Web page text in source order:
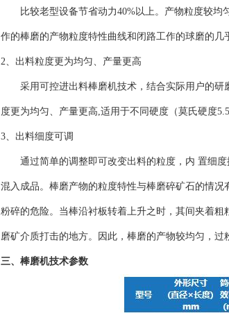
比较老型设备节省动力40%以上。产物粒度较均
作的棒磨的产物粒度特性曲线和闭路工作的球磨的几
2、出料粒度更为均匀、产量更高
采用可控进出料棒磨机技术，结合实际用户的研
度更为均匀、产量更高,适用于不同硬度（莫氏硬度
3、出料细度可调
通过简单的调整即可改变出料的粒度，内 置细度
混入成品。棒磨产物的粒度特性与棒磨碎矿石的情
粉碎的危险。当棒沿衬板转着上升之时，其间夹着
磨矿介质打击的地方。因此，棒磨的产物较均匀，过
三、棒磨机技术参数